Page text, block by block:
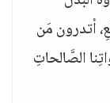
أتدرون مَن
الصَّالحاتِ